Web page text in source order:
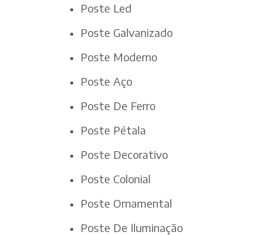
Poste Led
Poste Galvanizado
Poste Moderno
Poste Aço
Poste De Ferro
Poste Pétala
Poste Decorativo
Poste Colonial
Poste Ornamental
Poste De Iluminação